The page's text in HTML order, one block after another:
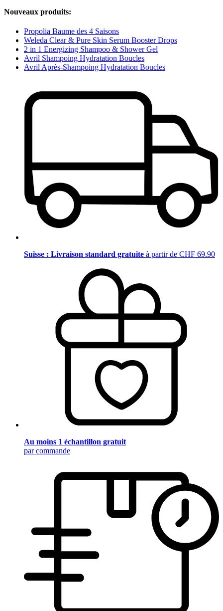
Nouveaux produits:
Propolia Baume des 4 Saisons
Weleda Clear & Pure Skin Serum Booster Drops
2 in 1 Energizing Shampoo & Shower Gel
Avril Shampoing Hydratation Boucles
Avril Après-Shampoing Hydratation Boucles
Suisse : Livraison standard gratuite à partir de CHF 69.90
Au moins 1 échantillon gratuit
par commande